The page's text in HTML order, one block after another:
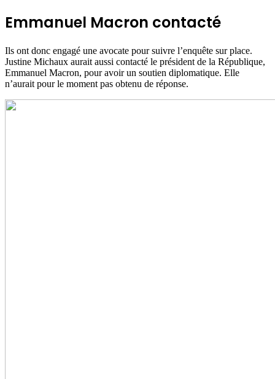
Emmanuel Macron contacté
Ils ont donc engagé une avocate pour suivre l’enquête sur place.
Justine Michaux aurait aussi contacté le président de la République,
Emmanuel Macron, pour avoir un soutien diplomatique. Elle
n’aurait pour le moment pas obtenu de réponse.